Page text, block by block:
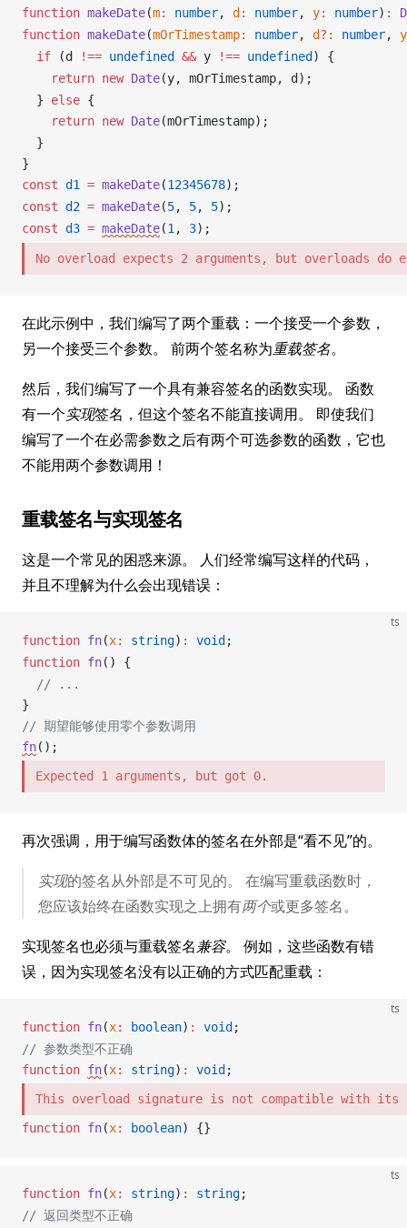
function makeDate(m: number, d : number, y: number) :
function makeDate(mOrTimestamp: number, d?: number, y
  if
(d !== undefined && y !== undefined ) {
    return
new Date(y, mOrTimestamp, d );
  }
else {
    return
new Date(mOrTimestamp);
  }
}
const d1 = makeDate(12345678);
const d2 = makeDate(5, 5, 5);
const d3 = makeDate(1, 3);
No overload expects 2 arguments, but overloads
在此示例中，我们编写了两个重载：一个接受一个参数，
另一个接受三个参数。 前两个签名称为重载签名。
然后，我们编写了一个具有兼容签名的函数实现。 函数
有一个实现签名，但这个签名不能直接调用。 即使我们
编写了一个在必需参数之后有两个可选参数的函数，它也
不能用两个参数调用！
重载签名与实现签名
这是一个常见的困惑来源。 人们经常编写这样的代码，
并且不理解为什么会出现错误：
ts
function fn(x: string) : void ;
function fn() {
  // ...
}
// 期望能够使用零个参数调用
fn();
Expected 1 arguments, but got 0.
再次强调，用于编写函数体的签名在外部是“看不见”的。
实现的签名从外部是不可见的。 在编写重载函数时，
您应该始终在函数实现之上拥有两个或更多签名。
实现签名也必须与重载签名兼容。 例如，这些函数有错
误，因为实现签名没有以正确的方式匹配重载：
ts
function fn(x: boolean) : void;
// 参数类型不正确
function fn(x: string) : void;
This overload signature is not compatible with its
function fn(x: boolean) {}
ts
function fn(x: string) : string;
// 返回类型不正确